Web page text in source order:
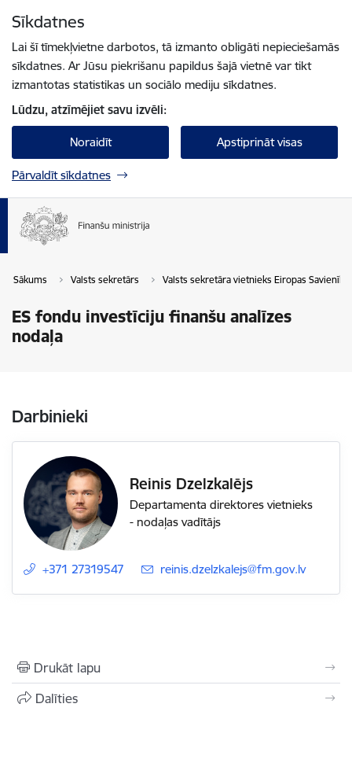
Sīkdatnes
Lai šī tīmekļvietne darbotos, tā izmanto obligāti nepieciešamās
sīkdatnes. Ar Jūsu piekrišanu papildus šajā vietnē var tikt
izmantotas statistikas un sociālo mediju sīkdatnes.
Lūdzu, atzīmējiet savu izvēli:
Noraidīt Apstiprināt visas
Pārvaldīt sīkdatnes
Sākums Valsts sekretārs Valsts sekretāra vietnieks Eiropas
ES fondu investīciju finanšu analīzes
nodaļa
Darbinieki
Reinis Dzelzkalējs
Departamenta direktores vietnieks
- nodaļas vadītājs
+371 27319547 E-pasts:
reinis.dzelzkalejs@fm.gov.lv
Drukāt lapu
Dalīties